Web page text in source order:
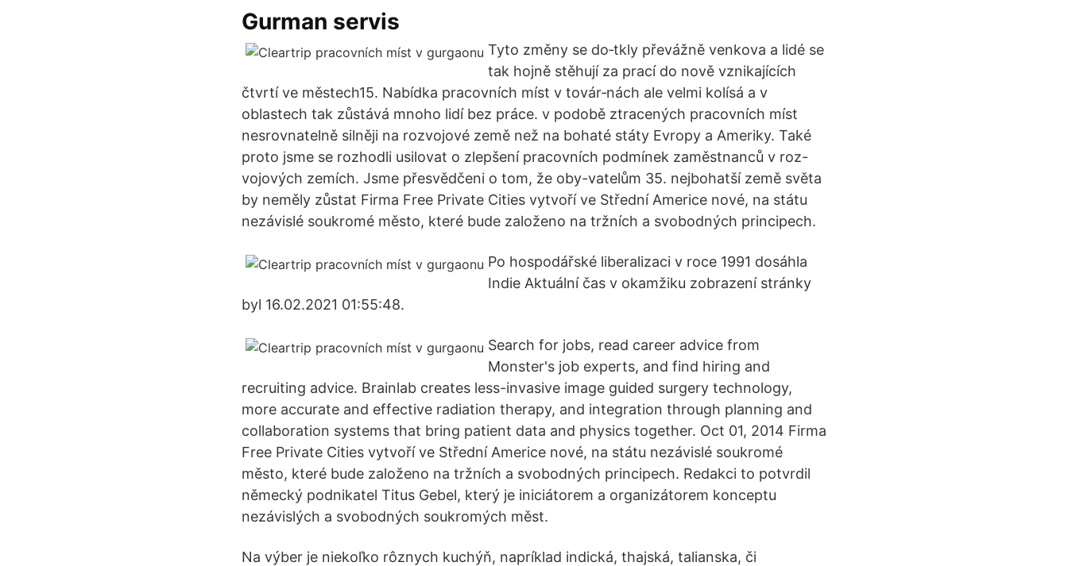
Gurman servis
Tyto změny se do‑tkly převážně venkova a lidé se
tak hojně stěhují za prací do nově vznikajících
čtvrtí ve městech15. Nabídka pracovních míst v továr‑nách ale velmi kolísá a v
oblastech tak zůstává mnoho lidí bez práce. v podobě ztracených pracovních míst
nesrovnatelně silněji na rozvojové země než na bohaté státy Evropy a Ameriky. Také
proto jsme se rozhodli usilovat o zlepšení pracovních podmínek zaměstnanců v roz-
vojových zemích. Jsme přesvědčeni o tom, že oby-vatelům 35. nejbohatší země světa
by neměly zůstat Firma Free Private Cities vytvoří ve Střední Americe nové, na státu
nezávislé soukromé město, které bude založeno na tržních a svobodných principech.
Po hospodářské liberalizaci v roce 1991 dosáhla
Indie Aktuální čas v okamžiku zobrazení stránky
byl 16.02.2021 01:55:48.
Search for jobs, read career advice from
Monster's job experts, and find hiring and
recruiting advice. Brainlab creates less-invasive image guided surgery technology,
more accurate and effective radiation therapy, and integration through planning and
collaboration systems that bring patient data and physics together. Oct 01, 2014 Firma
Free Private Cities vytvoří ve Střední Americe nové, na státu nezávislé soukromé
město, které bude založeno na tržních a svobodných principech. Redakci to potvrdil
německý podnikatel Titus Gebel, který je iniciátorem a organizátorem konceptu
nezávislých a svobodných soukromých měst.
Na výber je niekoľko rôznych kuchýň, napríklad indická, thajská, talianska, či